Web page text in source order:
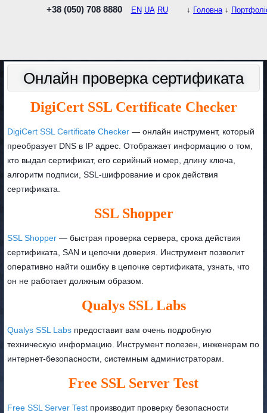
+38 (050) 708 8880 EN UA RU ↓ Головна↓
Онлайн проверка сертификата
DigiCert SSL Certificate Checker
DigiCert SSL Certificate Checker — онлайн инструмент, который
преобразует DNS в IP адрес. Отображает информацию о том,
кто выдал сертификат, его серийный номер, длину ключа,
алгоритм подписи, SSL-шифрование и срок действия
сертификата.
SSL Shopper
SSL Shopper — быстрая проверка сервера, срока действия
сертификата, SAN и цепочки доверия. Инструмент позволит
оперативно найти ошибку в цепочке сертификата, узнать, что
он не работает должным образом.
Qualys SSL Labs
Qualys SSL Labs предоставит вам очень подробную
техническую информацию. Инструмент полезен, инженерам по
интернет-безопасности, системным администраторам.
Free SSL Server Test
Free SSL Server Test производит проверку безопасности